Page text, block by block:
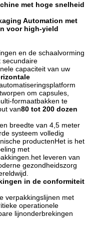
met hoge snelheid
Automation met
voor high-yield
en de schaalvorming
secundaire
capaciteit van uw
om capsules,
formaatbakken te
van80 tot 200 dozen
breedte van 4,5 meter
systeem volledig
productenHet is het
met
leveren van
gezondheidszorg
in de conformiteit
verpakkingslijnen met
operationele
lijnonderbrekingen